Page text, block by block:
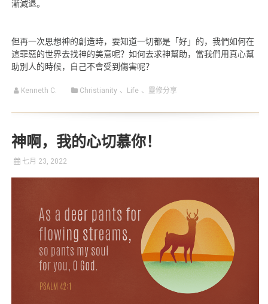
漸減退。
但再一次思想神的創造時，要知道一切都是「好」的，我們如何在
這罪惡的世界去找神的美意呢？如何去求神幫助，當我們用真心幫
助別人的時候，自己不會受到傷害呢？
Kenneth C. Christianity 、 Life 、 靈修分享
神啊，我的心切慕你！
七月 23, 2022